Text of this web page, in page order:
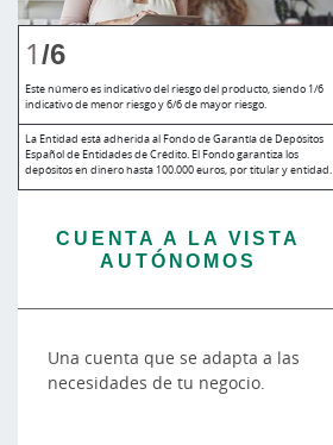
1/6
Este número es indicativo del riesgo del producto, siendo 1/6
indicativo de menor riesgo y 6/6 de mayor riesgo.
La Entidad está adherida al Fondo de Garantía de Depósitos
Español de Entidades de Crédito. El Fondo garantiza los
depósitos en dinero hasta 100.000 euros, por titular y entidad.
CUENTA A LA VISTA
AUTÓNOMOS
Una cuenta que se adapta a las
necesidades de tu negocio.